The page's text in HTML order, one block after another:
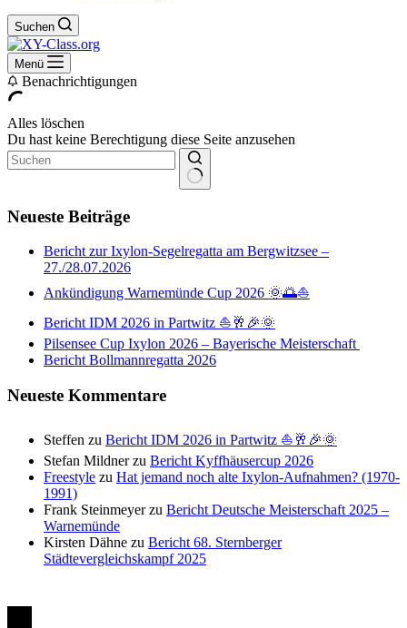
Suchen
Menü
Benachrichtigungen
Alles löschen
Du hast keine Berechtigung diese Seite anzusehen
Ergebnisse
Neueste Beiträge
Bericht zur Ixylon-Segelregatta am Bergwitzsee –
27./28.07.2026
Ankündigung Warnemünde Cup 2026 🌞🌅⛵
Bericht IDM 2026 in Partwitz ⛵🥂🎉🌞
Pilsensee Cup Ixylon 2026 – Bayerische Meisterschaft
Bericht Bollmannregatta 2026
Neueste Kommentare
Steffen zu Bericht IDM 2026 in Partwitz ⛵🥂🎉🌞
Stefan Mildnerzu Bericht Kyffhäusercup 2026
Freestyle zu Hat jemand noch alte Ixylon-Aufnahmen? (1970-
1991)
Frank Steinmeyerzu Bericht Deutsche Meisterschaft 2025 –
Warnemünde
Kirsten Dähne zu Bericht 68. Sternberger
Städtevergleichskampf 2025